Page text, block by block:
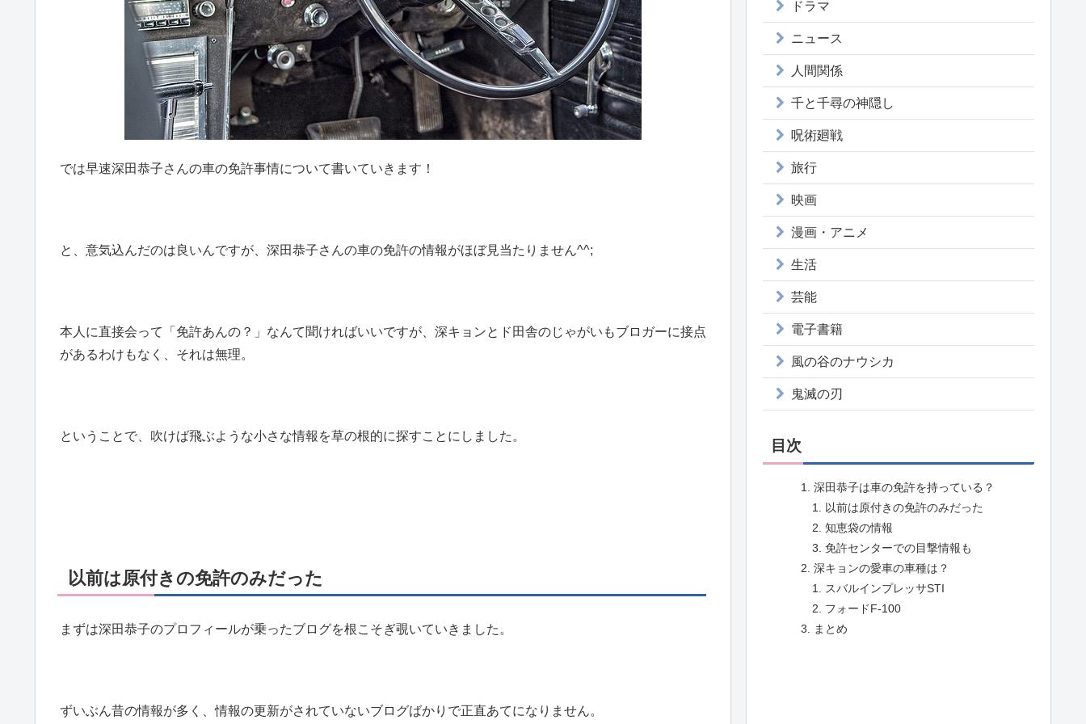
では早速深田恭子さんの車の免許事情について書いていきます！
と、意気込んだのは良いんですが、深田恭子さんの車の免許の情報がほぼ見当たりません^^;
本人に直接会って「免許あんの？」なんて聞ければいいですが、深キョンとド田舎のじゃがいもブロガーに接点
があるわけもなく、それは無理。
ということで、吹けば飛ぶような小さな情報を草の根的に探すことにしました。
以前は原付きの免許のみだった
まずは深田恭子のプロフィールが乗ったブログを根こそぎ覗いていきました。
ずいぶん昔の情報が多く、情報の更新がされていないブログばかりで正直あてになりません。
ドラマ
ニュース
人間関係
千と千尋の神隠し
呪術廻戦
旅行
映画
漫画・アニメ
生活
芸能
電子書籍
風の谷のナウシカ
鬼滅の刃
目次
深田恭子は車の免許を持っている？
以前は原付きの免許のみだった
知恵袋の情報
免許センターでの目撃情報も
深キョンの愛車の車種は？
スバルインプレッサSTI
フォードF-100
まとめ